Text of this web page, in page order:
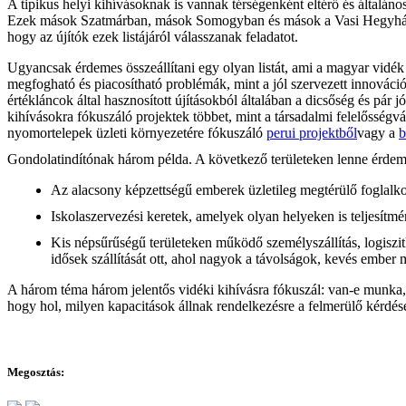
A tipikus helyi kihívásoknak is vannak térségenként eltérő és
Ezek mások Szatmárban, mások Somogyban és mások a Vasi
hogy az újítók ezek listájáról válasszanak feladatot.
Ugyancsak érdemes összeállítani egy olyan listát, ami a magyar
megfogható és piacosítható problémák, mint a jól szervezett
értékláncok által hasznosított újításokból általában a dicsőség és
kihívásokra fókuszáló projektek többet, mint a társadalmi
nyomortelepek üzleti környezetére fókuszáló perui projektbőlvagy a
Gondolatindítónak három példa. A következő területeken lenne
Az alacsony képzettségű emberek üzletileg megtérülő
Iskolaszervezési keretek, amelyek olyan helyeken is
Kis népsűrűségű területeken működő személyszállítás,
idősek szállítását ott, ahol nagyok a távolságok, kevés
A három téma három jelentős vidéki kihívásra fókuszál: van-e
hogy hol, milyen kapacitások állnak rendelkezésre a felmerülő
Megosztás: